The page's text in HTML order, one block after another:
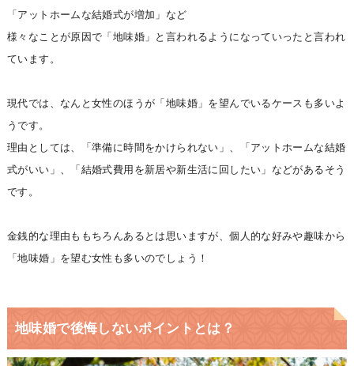
「アットホームな結婚式が増加」など
様々なことが原因で「地味婚」と言われるようになっていったと言われ
ています。
現代では、なんと女性のほうが「地味婚」を望んでいるケースも多いよ
うです。
理由としては、「準備に時間をかけられない」、「アットホームな結婚
式がいい」、「結婚式費用を新居や新生活に回したい」などがあるそう
です。
金銭的な理由ももちろんあるとは思いますが、個人的な好みや趣味から
「地味婚」を望む女性も多いのでしょう！
地味婚で後悔しないポイントとは？